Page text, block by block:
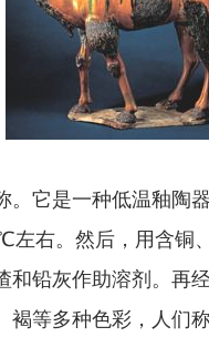
它是一种低温釉陶
右。然后，用含铜
和铅灰作助溶剂。再
等多种色彩，人们